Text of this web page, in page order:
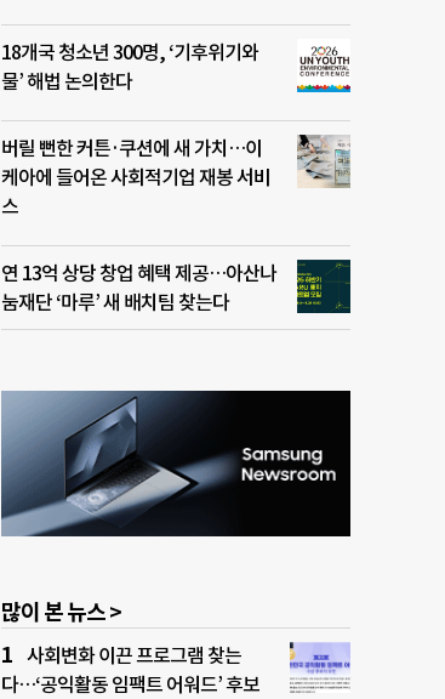
18개국 청소년 300명, ‘기후위기와
물’ 해법 논의한다
버릴 뻔한 커튼·쿠션에 새 가치…이
케아에 들어온 사회적기업 재봉 서비
스
연 13억 상당 창업 혜택 제공…아산나
눔재단 ‘마루’ 새 배치팀 찾는다
많이 본 뉴스 >
사회변화 이끈 프로그램 찾는
다…‘공익활동 임팩트 어워드’ 후보